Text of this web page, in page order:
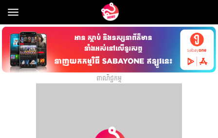
Toggle
navigation
ពាណិជ្ជកម្ម